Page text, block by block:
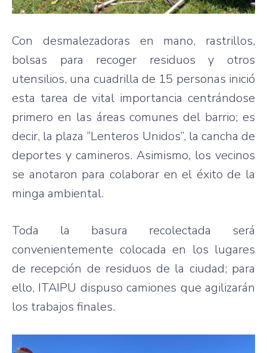
Con desmalezadoras en mano, rastrillos,
bolsas para recoger residuos y otros
utensilios, una cuadrilla de 15 personas inició
esta tarea de vital importancia centrándose
primero en las áreas comunes del barrio; es
decir, la plaza “Lenteros Unidos”, la cancha de
deportes y camineros. Asimismo, los vecinos
se anotaron para colaborar en el éxito de la
minga ambiental.
Toda la basura recolectada será
convenientemente colocada en los lugares
de recepción de residuos de la ciudad; para
ello, ITAIPU dispuso camiones que agilizarán
los trabajos finales.